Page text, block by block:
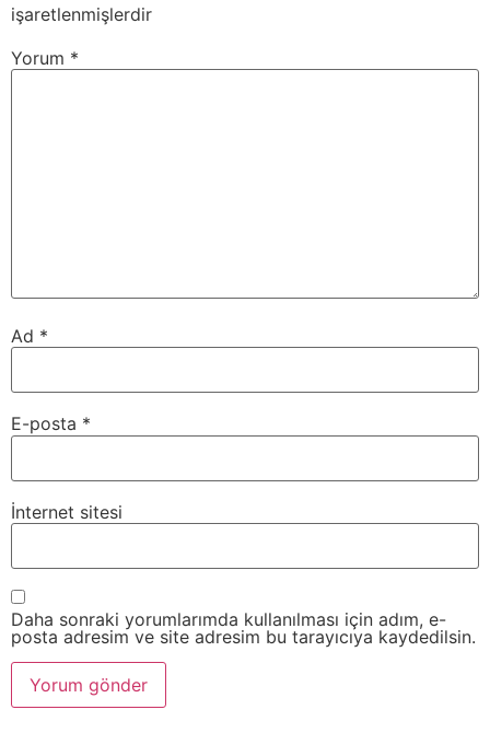
işaretlenmişlerdir
Yorum *
Ad *
E-posta *
İnternet sitesi
Daha sonraki yorumlarımda kullanılması için adım, e-
posta adresim ve site adresim bu tarayıcıya kaydedilsin.